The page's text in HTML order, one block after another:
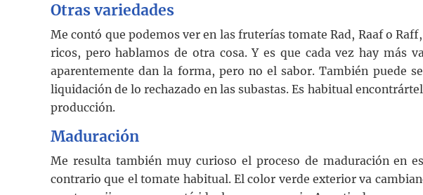
Otras variedades
Me contó que podemos ver en las fruterías tomate Rad, Raaf o
ricos, pero hablamos de otra cosa. Y es que cada vez hay más
aparentemente dan la forma, pero no el sabor. También puede
liquidación de lo rechazado en las subastas. Es habitual
producción.
Maduración
Me resulta también muy curioso el proceso de maduración en
contrario que el tomate habitual. El color verde exterior va